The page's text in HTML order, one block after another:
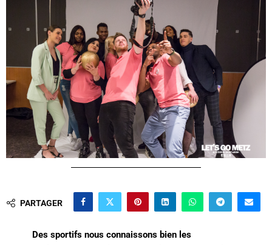
PARTAGER
Des sportifs nous connaissons bien les